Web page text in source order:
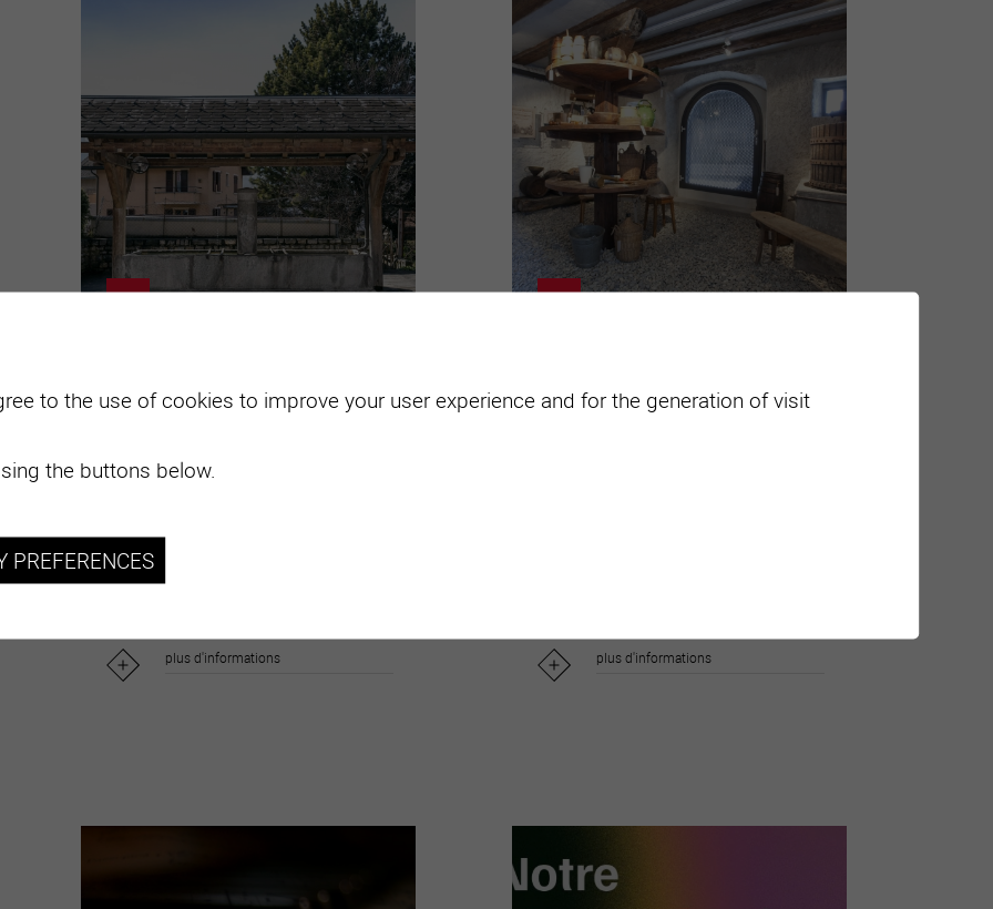
A la découverte des
une «flopée», d’autres qu’il y en avait
une aux...
plus d'informations
Galeries et musées
plus d'informations
to the use of cookies to improve your user experience and for the generation of visit
the buttons below.
PREFERENCES